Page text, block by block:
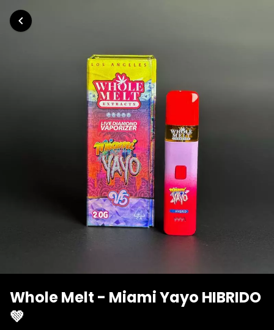
Whole Melt - Miami Yayo HIBRIDO
💚